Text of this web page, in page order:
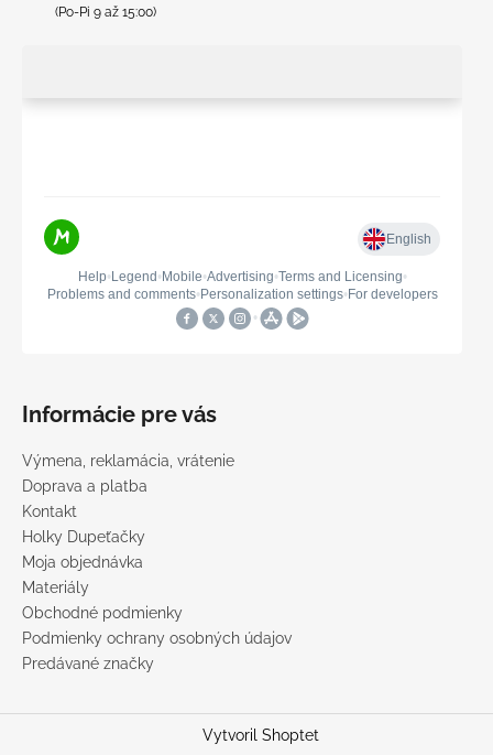
(Po-Pi 9 až 15:00)
Informácie pre vás
Výmena, reklamácia, vrátenie
Doprava a platba
Kontakt
Holky Dupeťačky
Moja objednávka
Materiály
Obchodné podmienky
Podmienky ochrany osobných údajov
Predávané značky
Vytvoril Shoptet